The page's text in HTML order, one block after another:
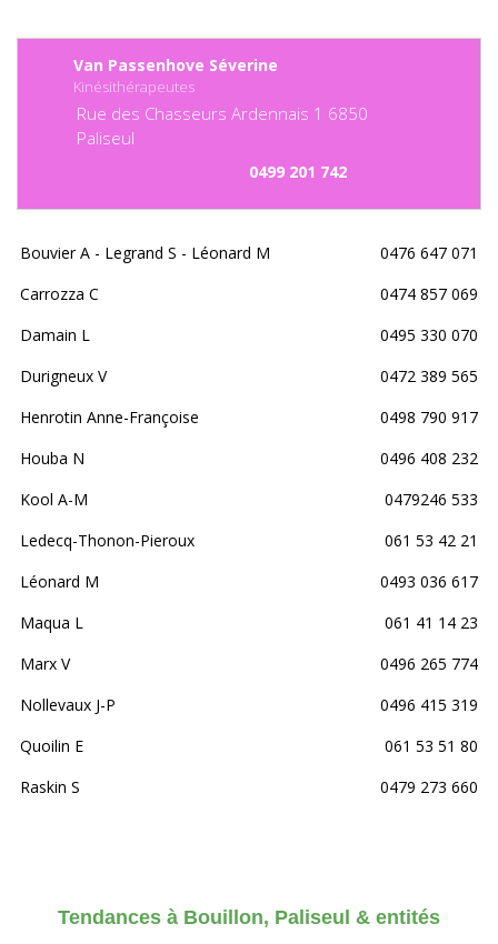
Van Passenhove Séverine
Kinésithérapeutes
Rue des Chasseurs Ardennais 1 6850
Paliseul
0499 201 742
Bouvier A - Legrand S - Léonard M
0476 647 071
Carrozza C
0474 857 069
Damain L
0495 330 070
Durigneux V
0472 389 565
Henrotin Anne-Françoise
0498 790 917
Houba N
0496 408 232
Kool A-M
0479246 533
Ledecq-Thonon-Pieroux
061 53 42 21
Léonard M
0493 036 617
Maqua L
061 41 14 23
Marx V
0496 265 774
Nollevaux J-P
0496 415 319
Quoilin E
061 53 51 80
Raskin S
0479 273 660
Tendances à Bouillon, Paliseul & entités